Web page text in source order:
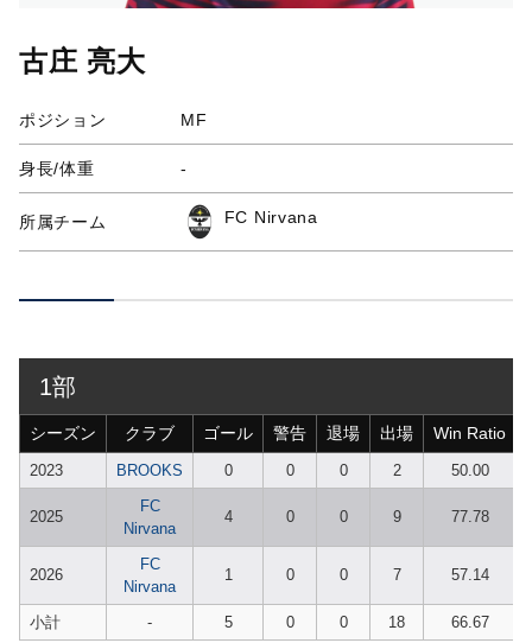
古庄 亮大
ポジション MF
身長/体重 -
所属チーム FC Nirvana
1部
シーズン クラブ ゴール 警告 退場 出場 Win Ratio
2023 BROOKS 0 0 0 2 50.00
2025
FC
Nirvana
4 0 0 9 77.78
2026
FC
Nirvana
1 0 0 7 57.14
小計 - 5 0 0 18 66.67